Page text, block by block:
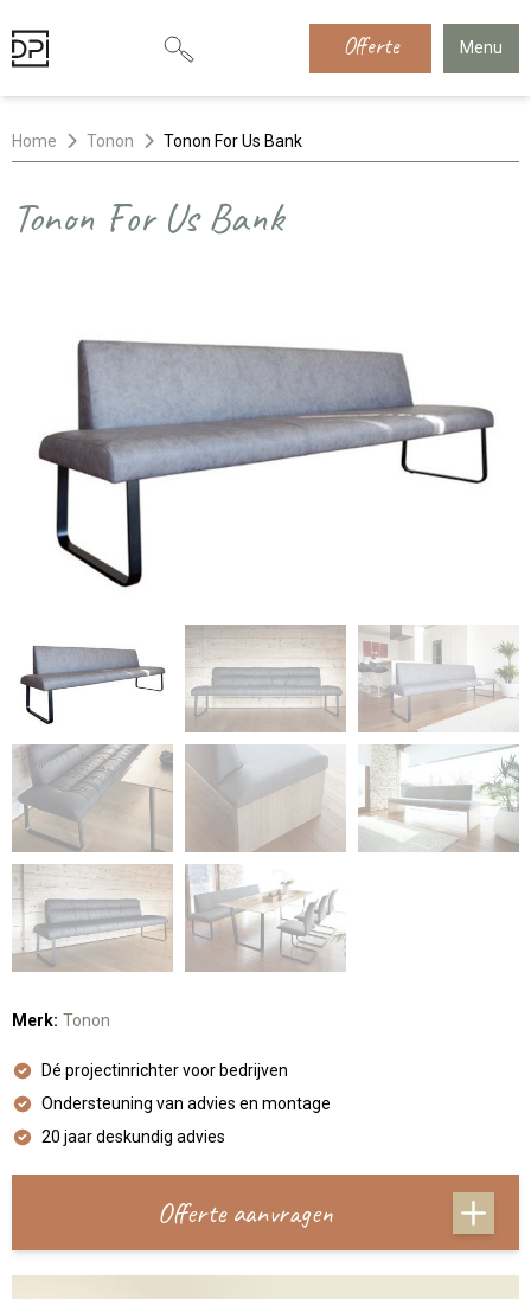
Offerte Menu
Home Tonon Tonon For Us Bank
Tonon For Us Bank
Merk: Tonon
Dé projectinrichter voor bedrijven
Ondersteuning van advies en montage
20 jaar deskundig advies
Offerte aanvragen